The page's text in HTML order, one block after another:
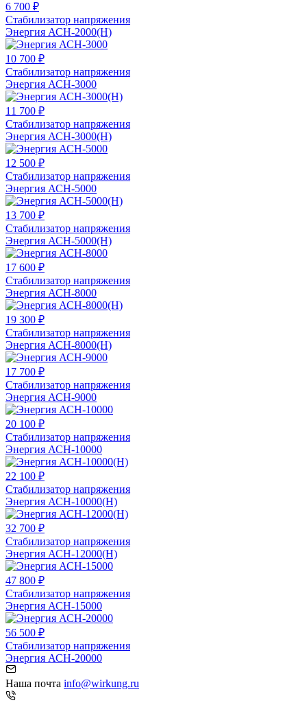
6 700 ₽
Стабилизатор напряжения
Энергия АСН-2000(Н)
10 700 ₽
Стабилизатор напряжения
Энергия АСН-3000
11 700 ₽
Стабилизатор напряжения
Энергия АСН-3000(Н)
12 500 ₽
Стабилизатор напряжения
Энергия АСН-5000
13 700 ₽
Стабилизатор напряжения
Энергия АСН-5000(Н)
17 600 ₽
Стабилизатор напряжения
Энергия АСН-8000
19 300 ₽
Стабилизатор напряжения
Энергия АСН-8000(Н)
17 700 ₽
Стабилизатор напряжения
Энергия АСН-9000
20 100 ₽
Стабилизатор напряжения
Энергия АСН-10000
22 100 ₽
Стабилизатор напряжения
Энергия АСН-10000(Н)
32 700 ₽
Стабилизатор напряжения
Энергия АСН-12000(Н)
47 800 ₽
Стабилизатор напряжения
Энергия АСН-15000
56 500 ₽
Стабилизатор напряжения
Энергия АСН-20000
Наша почта info@wirkung.ru